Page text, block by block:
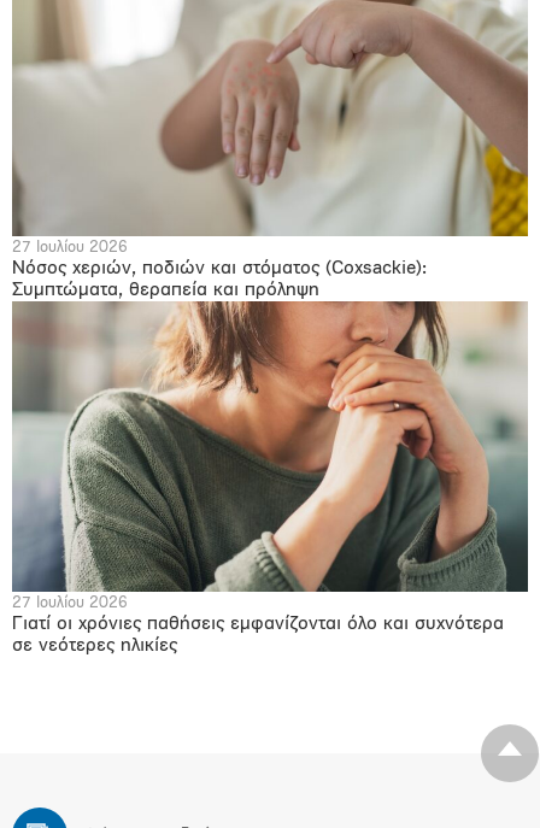
27 Ιουλίου 2026
Νόσος χεριών, ποδιών και στόματος (Coxsackie):
Συμπτώματα, θεραπεία και πρόληψη
27 Ιουλίου 2026
Γιατί οι χρόνιες παθήσεις εμφανίζονται όλο και συχνότερα
σε νεότερες ηλικίες